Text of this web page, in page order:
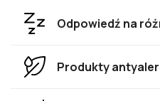
Odpowiedź na
Produkty